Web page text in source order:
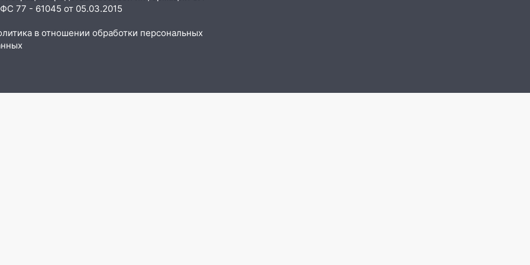
77 - 61045 от 05.03.2015
в отношении обработки персональных